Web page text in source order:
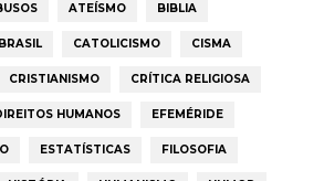
ATEÍSMO BIBLIA
BRASIL CATOLICISMO CISMA
CRISTIANISMO CRÍTICA RELIGIOSA
HUMANOS EFEMÉRIDE
ESTATÍSTICAS FILOSOFIA